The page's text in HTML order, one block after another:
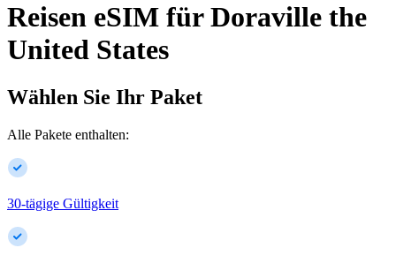
Reisen eSIM für Doraville the
United States
Wählen Sie Ihr Paket
Alle Pakete enthalten:
30-tägige Gültigkeit